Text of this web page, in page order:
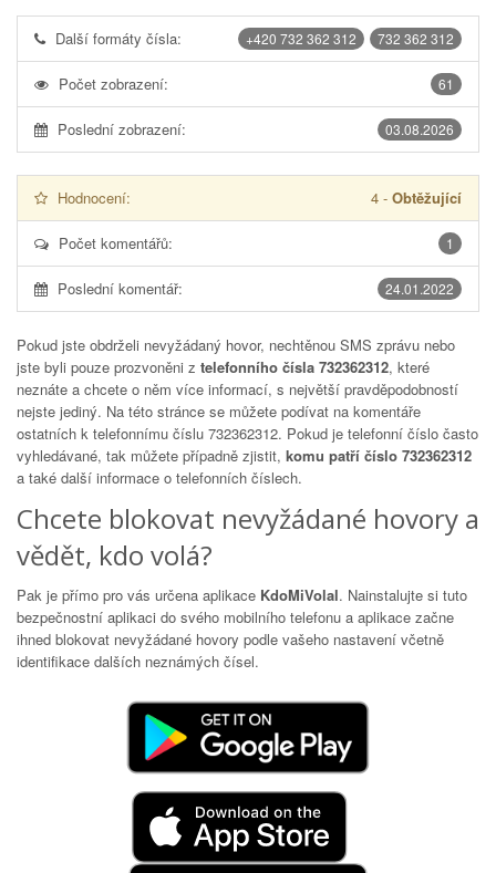
732 362 312
+420 732 362 312
Další formáty čísla:
61
Počet zobrazení:
03.08.2026
Poslední zobrazení:
Hodnocení: 4 - Obtěžující
1
Počet komentářů:
24.01.2022
Poslední komentář:
Pokud jste obdrželi nevyžádaný hovor, nechtěnou SMS zprávu nebo
jste byli pouze prozvoněni z telefonního čísla 732362312, které
neznáte a chcete o něm více informací, s největší pravděpodobností
nejste jediný. Na této stránce se můžete podívat na komentáře
ostatních k telefonnímu číslu 732362312. Pokud je telefonní číslo často
vyhledávané, tak můžete případně zjistit, komu patří číslo 732362312
a také další informace o telefonních číslech.
Chcete blokovat nevyžádané hovory a
vědět, kdo volá?
Pak je přímo pro vás určena aplikace KdoMiVolal. Nainstalujte si tuto
bezpečnostní aplikaci do svého mobilního telefonu a aplikace začne
ihned blokovat nevyžádané hovory podle vašeho nastavení včetně
identifikace dalších neznámých čísel.